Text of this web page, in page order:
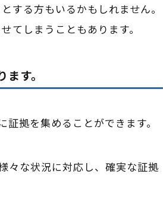
する方もいるかもしれません。
てしまうこともあります。
す。
拠を集めることができます。
々な状況に対応し、確実な証拠